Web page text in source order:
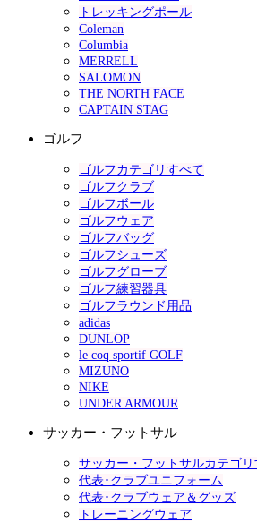
トレッキングポール
Coleman
Columbia
MERRELL
SALOMON
THE NORTH FACE
CAPTAIN STAG
ゴルフ
ゴルフカテゴリすべて
ゴルフクラブ
ゴルフボール
ゴルフウェア
ゴルフバッグ
ゴルフシューズ
ゴルフグローブ
ゴルフ練習器具
ゴルフラウンド用品
adidas
DUNLOP
le coq sportif GOLF
MIZUNO
NIKE
UNDER ARMOUR
サッカー・フットサル
サッカー・フットサルカテゴリ
代表･クラブユニフォーム
代表･クラブウェア＆グッズ
トレーニングウェア